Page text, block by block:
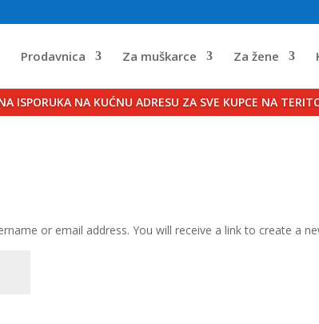
Prodavnica Za muškarce Za žene
ISPORUKA NA KUĆNU ADRESU ZA SVE KUPCE NA
or email address. You will receive a link to create a